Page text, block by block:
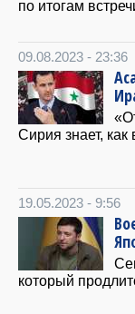
по итогам
09.08.2023 - 23:36
Сирия знает,
19.05.2023 - 9:56
который